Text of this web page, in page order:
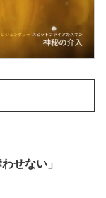
せない」